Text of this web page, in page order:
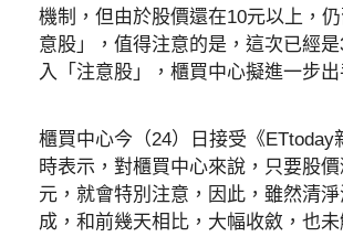
機制，但由於股價還在10元以上，
意股」，值得注意的是，這次已經是
入「注意股」，櫃買中心擬進一步出
櫃買中心今（24）日接受《ETtoday
時表示，對櫃買中心來說，只要股
元，就會特別注意，因此，雖然清
成，和前幾天相比，大幅收斂，也